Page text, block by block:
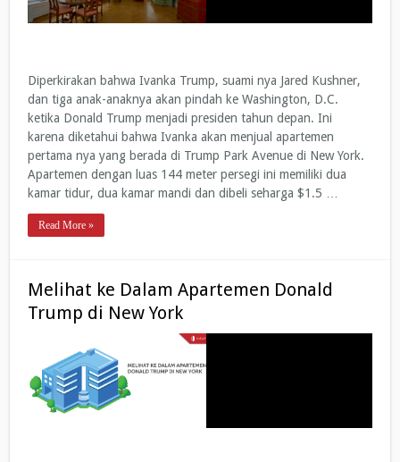
Diperkirakan bahwa Ivanka Trump, suami nya Jared Kushner,
dan tiga anak-anaknya akan pindah ke Washington, D.C.
ketika Donald Trump menjadi presiden tahun depan. Ini
karena diketahui bahwa Ivanka akan menjual apartemen
pertama nya yang berada di Trump Park Avenue di New York.
Apartemen dengan luas 144 meter persegi ini memiliki dua
kamar tidur, dua kamar mandi dan dibeli seharga $1.5 …
Read More »
Melihat ke Dalam Apartemen Donald
Trump di New York